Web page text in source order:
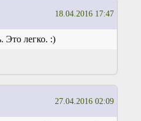
18.04.2016 17:47
Это легко. :)
27.04.2016 02:09